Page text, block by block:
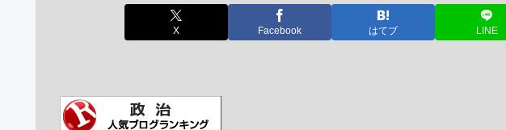
X Facebook はてブ LINE